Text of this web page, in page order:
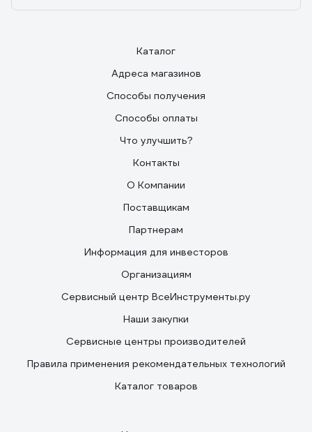
Каталог
Адреса магазинов
Способы получения
Способы оплаты
Что улучшить?
Контакты
О Компании
Поставщикам
Партнерам
Информация для инвесторов
Организациям
Сервисный центр ВсеИнструменты.ру
Наши закупки
Сервисные центры производителей
Правила применения рекомендательных технологий
Каталог товаров